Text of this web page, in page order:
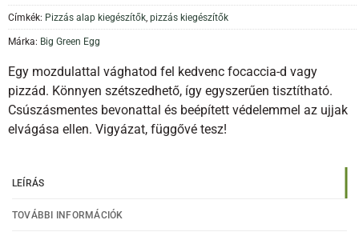
Címkék: Pizzás alap kiegészítők pizzás kiegészítők
Márka: Big Green Egg
Egy mozdulattal vághatod fel kedvenc focaccia-d vagy
pizzád. Könnyen szétszedhető, így egyszerűen tisztítható.
Csúszásmentes bevonattal és beépített védelemmel az ujjak
elvágása ellen. Vigyázat, függővé tesz!
LEÍRÁS
TOVÁBBI INFORMÁCIÓK